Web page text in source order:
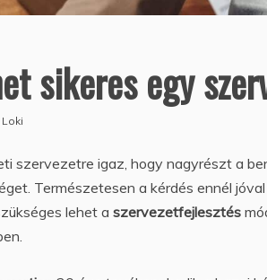
sikeres egy
Loki
szervezetre igaz, hogy nagyrészt a
Természetesen a kérdés ennél
lehet a szervezetfejlesztés